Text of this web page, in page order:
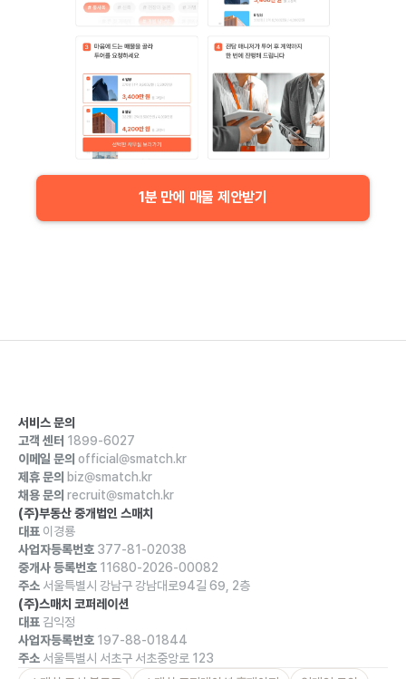
1분 만에 매물 제안받기
서비스 문의
고객 센터 1899-6027
이메일 문의 official@smatch.kr
제휴 문의 biz@smatch.kr
채용 문의 recruit@smatch.kr
(주)부동산 중개법인 스매치
대표 이경룡
사업자등록번호 377-81-02038
중개사 등록번호 11680-2026-00082
주소 서울특별시 강남구 강남대로94길 69, 2층
(주)스매치 코퍼레이션
대표 김익정
사업자등록번호 197-88-01844
주소 서울특별시 서초구 서초중앙로 123